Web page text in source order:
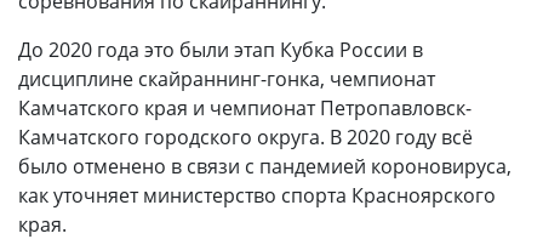
До 2020 года это были этап Кубка России в
дисциплине скайраннинг-гонка, чемпионат
Камчатского края и чемпионат Петропавловск-
Камчатского городского округа. В 2020 году всё
было отменено в связи с пандемией короновируса,
как уточняет министерство спорта Красноярского
края.